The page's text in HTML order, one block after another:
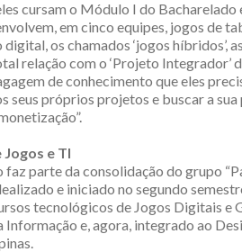
cursam o Módulo I do Bacharelado
em cinco equipes, jogos de
os chamados ‘jogos híbridos’,
relação com o ‘Projeto Integrador’
de conhecimento que eles
seus próprios projetos e buscar a
e TI
faz parte da consolidação do grupo
e iniciado no segundo
tecnológicos de Jogos Digitais e
Informação e, agora, integrado ao